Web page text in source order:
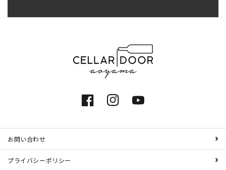
FacebookInstagramYouTube
お問い合わせ
プライバシーポリシー